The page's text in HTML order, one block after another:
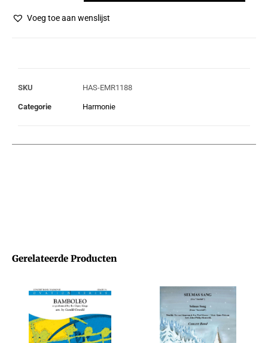
Voeg toe aan wenslijst
SKU HAS-EMR1188
Categorie Harmonie
Gerelateerde Producten